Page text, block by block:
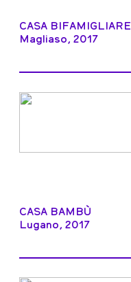
CASA BIFAMIGLIARE
Magliaso, 2017
CASA BAMBÙ
Lugano, 2017